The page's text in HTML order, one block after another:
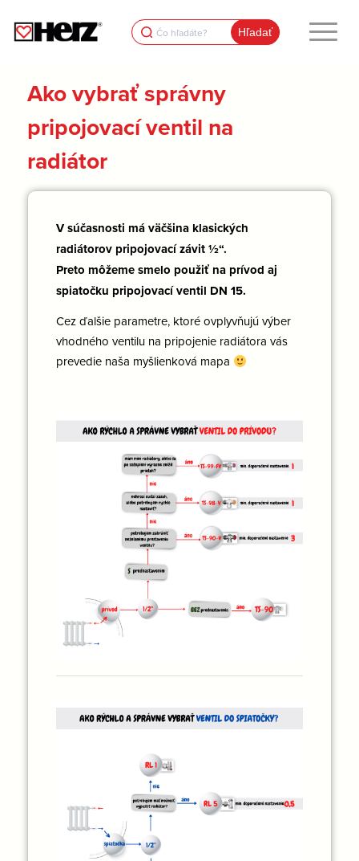
Search
for:
Ako vybrať správny
pripojovací ventil na
radiátor
V súčasnosti má väčšina klasických
radiátorov pripojovací závit ½“.
Preto môžeme smelo použiť na prívod aj
spiatočku pripojovací ventil DN 15.
Cez ďalšie parametre, ktoré ovplyvňujú výber
vhodného ventilu na pripojenie radiátora vás
prevedie naša myšlienková mapa